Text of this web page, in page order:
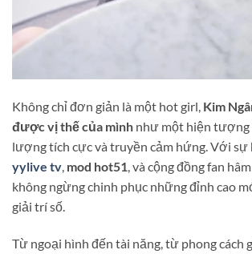
Không chỉ đơn giản là một hot girl, Kim
được vị thế của mình như một hiện tượng
lượng tích cực và truyền cảm hứng. Với
yylive tv mod hot51 , và cộng đồng fan
không ngừng chinh phục những đỉnh cao
giải trí số.
Từ ngoại hình đến tài năng, từ phong cách